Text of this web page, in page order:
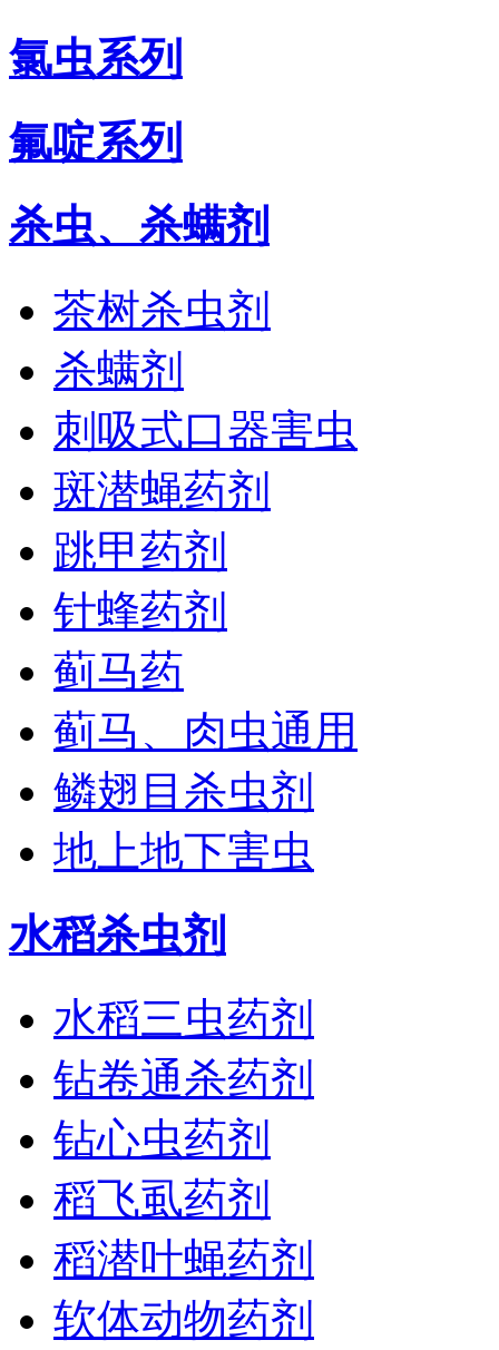
氯虫系列
氟啶系列
杀虫、杀螨剂
茶树杀虫剂
杀螨剂
刺吸式口器害虫
斑潜蝇药剂
跳甲药剂
针蜂药剂
蓟马药
蓟马、肉虫通用
鳞翅目杀虫剂
地上地下害虫
水稻杀虫剂
水稻三虫药剂
钻卷通杀药剂
钻心虫药剂
稻飞虱药剂
稻潜叶蝇药剂
软体动物药剂